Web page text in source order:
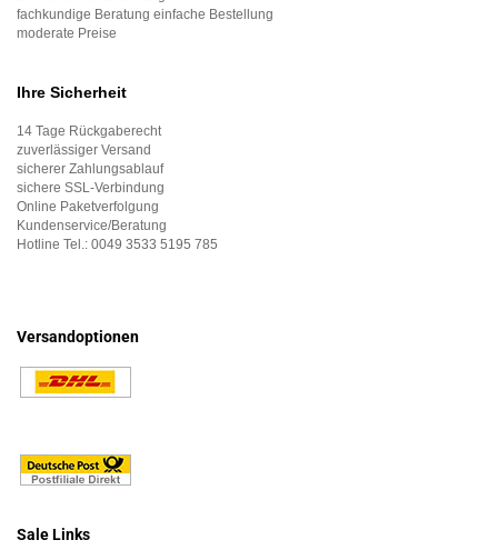
fachkundige Beratung einfache Bestellung
moderate Preise
Ihre Sicherheit
14 Tage Rückgaberecht
zuverlässiger Versand
sicherer Zahlungsablauf
sichere SSL-Verbindung
Online Paketverfolgung
Kundenservice/Beratung
Hotline Tel.: 0049 3533 5195 785
Versandoptionen
Sale Links